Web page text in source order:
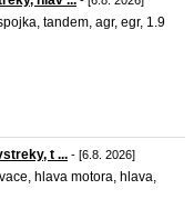
tandem, agr, egr, 1.9
t ... - [6.8. 2026]
hlava motora, hlava,